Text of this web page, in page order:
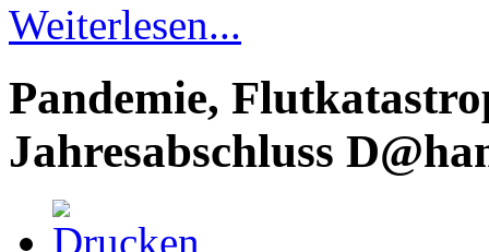
Weiterlesen...
Pandemie,
Jahresabschluss